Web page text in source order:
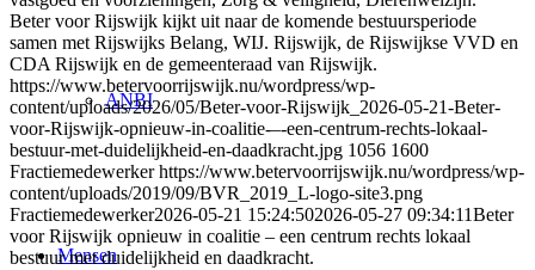
ANBI
Mensen
Beter voor Rijswijk kijkt uit naar de komende bestuursperiode
samen met Rijswijks Belang, WIJ. Rijswijk, de Rijswijkse VVD en
CDA Rijswijk en de gemeenteraad van Rijswijk.
https://www.betervoorrijswijk.nu/wordpress/wp-
content/uploads/2026/05/Beter-voor-Rijswijk_2026-05-21-Beter-
voor-Rijswijk-opnieuw-in-coalitie-–-een-centrum-rechts-lokaal-
bestuur-met-duidelijkheid-en-daadkracht.jpg 1056 1600
Fractiemedewerker https://www.betervoorrijswijk.nu/wordpress/wp-
content/uploads/2019/09/BVR_2019_L-logo-site3.png
Fractiemedewerker2026-05-21 15:24:502026-05-27 09:34:11Beter
voor Rijswijk opnieuw in coalitie – een centrum rechts lokaal
bestuur met duidelijkheid en daadkracht.